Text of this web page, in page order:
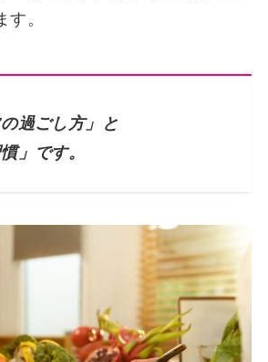
。
過ごし方」と
」です。